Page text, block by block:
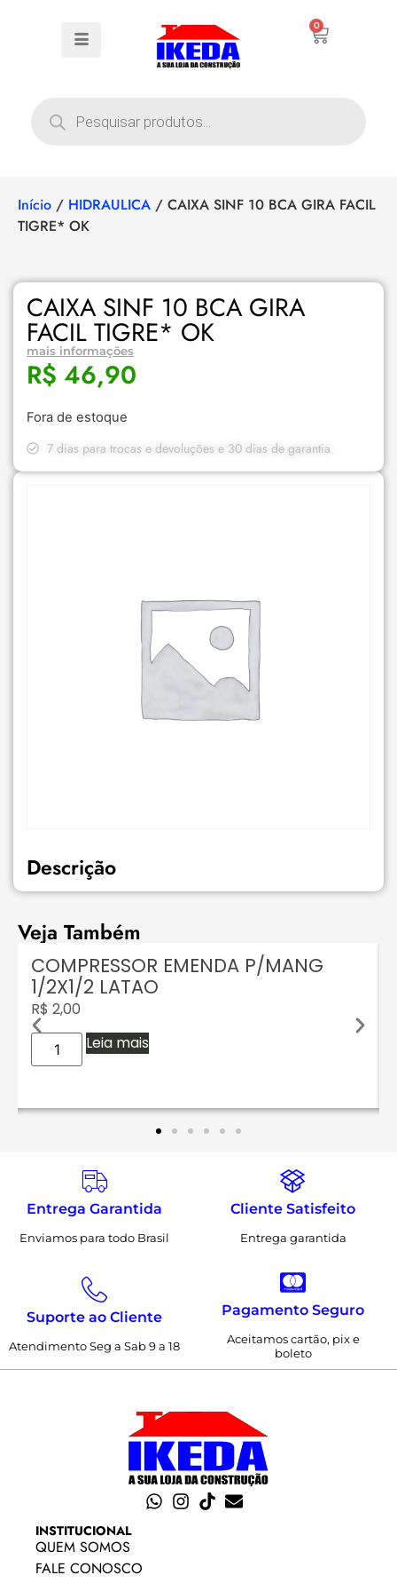
0
Início / HIDRAULICA / CAIXA SINF 10 BCA GIRA FACIL
TIGRE* OK
Descrição
CAIXA SINF 10 BCA GIRA
FACIL TIGRE* OK
mais informações
R$ 46,90
Fora de estoque
7 dias para trocas e devoluções e 30 dias de garantia
Veja Também
COMPRESSOR EMENDA P/MANG
1/2X1/2 LATAO
R$ 2,00
Leia mais
Entrega Garantida
Enviamos para todo Brasil
Cliente Satisfeito
Entrega garantida
Suporte ao Cliente
Atendimento Seg a Sab 9 a 18
Pagamento Seguro
Aceitamos cartão, pix e
boleto
INSTITUCIONAL
QUEM SOMOS
FALE CONOSCO